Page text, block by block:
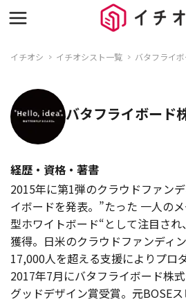
イチオシ イチオシスト一覧 バタフライ
バタフライボード
経歴・資格・著書
2015年に第1弾のクラウドファン
イボードを発表。”たった 一人の
型ホワイトボード“として注目さ
獲得。日米のクラウドファンディ
17,000人を超える支援によりプロ
2017年7月にバタフライボード株
グッドデザイン賞受賞。元BOSEス